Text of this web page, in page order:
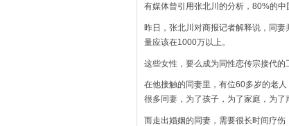
有媒体曾引用张北川的分析，80%的中
昨日，张北川对商报记者解释说，同
量应该在1000万以上。
这些女性，要么成为同性恋传宗接代的
在他接触的同妻里，有位60多岁的老人
很多同妻，为了孩子，为了家庭，为了
而走出婚姻的同妻，需要很长时间疗伤